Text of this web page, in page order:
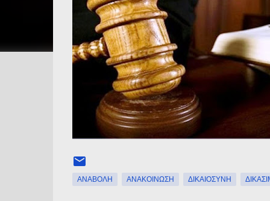
ΑΝΑΒΟΛΉ ΑΝΑΚΟΊΝΩΣΗ ΔΙΚΑΙΟΣΎΝΗ